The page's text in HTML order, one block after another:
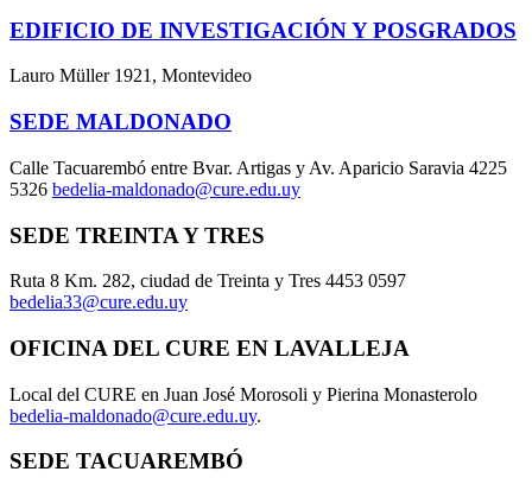
EDIFICIO DE INVESTIGACIÓN Y POSGRADOS
Lauro Müller 1921, Montevideo
SEDE MALDONADO
Calle Tacuarembó entre Bvar. Artigas y Av. Aparicio Saravia 4225
5326 bedelia-maldonado@cure.edu.uy
SEDE TREINTA Y TRES
Ruta 8 Km. 282, ciudad de Treinta y Tres 4453 0597
bedelia33@cure.edu.uy
OFICINA DEL CURE EN LAVALLEJA
Local del CURE en Juan José Morosoli y Pierina Monasterolo
bedelia-maldonado@cure.edu.uy.
SEDE TACUAREMBÓ